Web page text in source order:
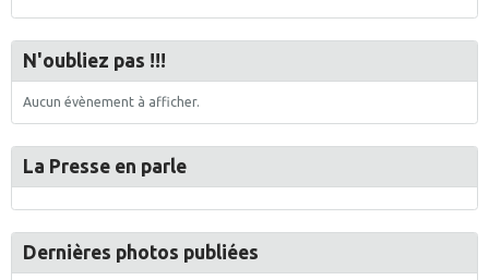
N'oubliez pas !!!
Aucun évènement à afficher.
La Presse en parle
Dernières photos publiées